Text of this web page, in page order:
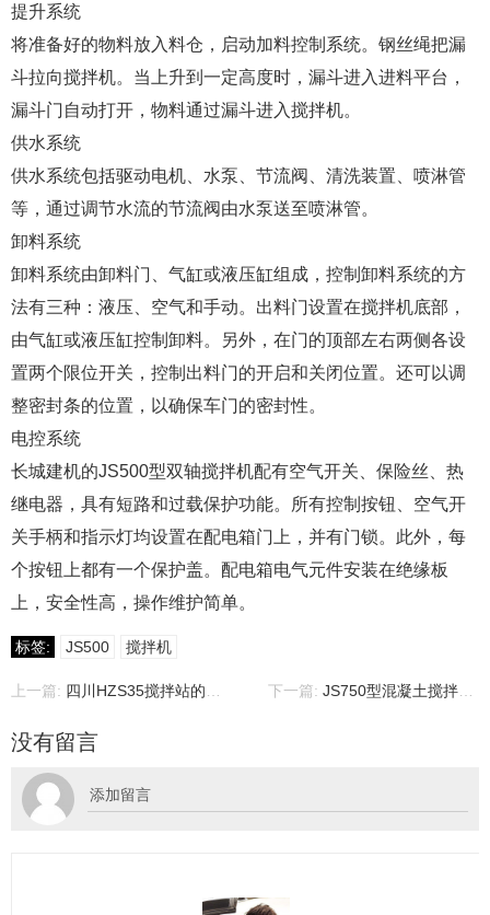
提升系统
将准备好的物料放入料仓，启动加料控制系统。钢丝绳把漏
斗拉向搅拌机。当上升到一定高度时，漏斗进入进料平台，
漏斗门自动打开，物料通过漏斗进入搅拌机。
供水系统
供水系统包括驱动电机、水泵、节流阀、清洗装置、喷淋管
等，通过调节水流的节流阀由水泵送至喷淋管。
卸料系统
卸料系统由卸料门、气缸或液压缸组成，控制卸料系统的方
法有三种：液压、空气和手动。出料门设置在搅拌机底部，
由气缸或液压缸控制卸料。另外，在门的顶部左右两侧各设
置两个限位开关，控制出料门的开启和关闭位置。还可以调
整密封条的位置，以确保车门的密封性。
电控系统
长城建机的JS500型双轴搅拌机配有空气开关、保险丝、热
继电器，具有短路和过载保护功能。所有控制按钮、空气开
关手柄和指示灯均设置在配电箱门上，并有门锁。此外，每
个按钮上都有一个保护盖。配电箱电气元件安装在绝缘板
上，安全性高，操作维护简单。
标签: JS500 搅拌机
上一篇: 四川HZS35搅拌站的主要配置和集控简介 下一篇:JS750型混凝土搅拌机，产品介绍，价格，厂家等
没有留言